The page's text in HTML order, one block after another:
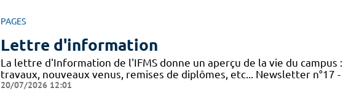
PAGES
Lettre d'information
La lettre d'Information de l'IFMS donne un aperçu de la vie du campus
travaux, nouveaux venus, remises de diplômes, etc... Newsletter n°17
20/07/2026 12:01